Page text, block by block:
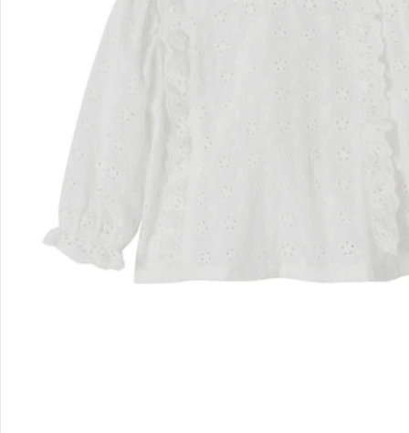
Kontakt & Service
Filialen & Beratung
Unternehmen
Sicher & flexibel bezahlen